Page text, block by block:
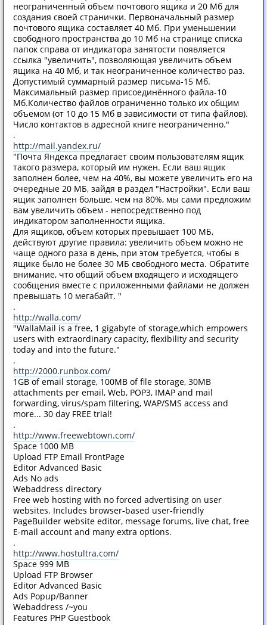
неограниченный объем почтового ящика и 20 Мб для
создания своей странички. Первоначальный размер
почтового ящика составляет 40 Мб. При уменьшении
свободного пространства до 10 Мб на странице списка
папок справа от индикатора занятости появляется
ссылка "увеличить", позволяющая увеличить объем
ящика на 40 Мб, и так неограниченное количество раз.
Допустимый суммарный размер письма-15 Мб.
Максимальный размер присоединённого файла-10
Мб.Количество файлов ограниченно только их общим
объемом (от 10 до 15 Мб в зависимости от типа файлов).
Число контактов в адресной книге неограниченно."
.
http://mail.yandex.ru/
"Почта Яндекса предлагает своим пользователям ящик
такого размера, который им нужен. Если ваш ящик
заполнен более, чем на 40%, вы можете увеличить его на
очередные 20 МБ, зайдя в раздел "Настройки". Если ваш
ящик заполнен больше, чем на 80%, мы сами предложим
вам увеличить объем - непосредственно под
индикатором заполненности ящика.
Для ящиков, объем которых превышает 100 МБ,
действуют другие правила: увеличить объем можно не
чаще одного раза в день, при этом требуется, чтобы в
ящике было не более 30 МБ свободного места. Обратите
внимание, что общий объем входящего и исходящего
сообщения вместе с приложенными файлами не должен
превышать 10 мегабайт. "
.
http://walla.com/
"WallaMail is a free, 1 gigabyte of storage,which empowers
users with extraordinary capacity, flexibility and security
today and into the future."
.
http://2000.runbox.com/
1GB of email storage, 100MB of file storage, 30MB
attachments per email, Web, POP3, IMAP and mail
forwarding, virus/spam filtering, WAP/SMS access and
more... 30 day FREE trial!
.
http://www.freewebtown.com/
Space 1000 MB
Upload FTP Email FrontPage
Editor Advanced Basic
Ads No ads
Webaddress directory
Free web hosting with no forced advertising on user
websites. Includes browser-based user-friendly
PageBuilder website editor, message forums, live chat, free
E-mail account and many extra options.
.
http://www.hostultra.com/
Space 999 MB
Upload FTP Browser
Editor Advanced Basic
Ads Popup/Banner
Webaddress /~you
Features PHP Guestbook